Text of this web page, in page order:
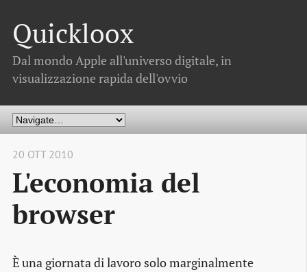
Quickloox
Dal mondo Apple all'universo digitale, in
visualizzazione rapida dell'ovvio
20 OTT 2010
L'economia del
browser
È una giornata di lavoro solo marginalmente